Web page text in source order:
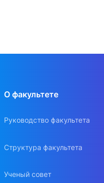
О факультете
Руководство факультета
Структура факультета
Ученый совет